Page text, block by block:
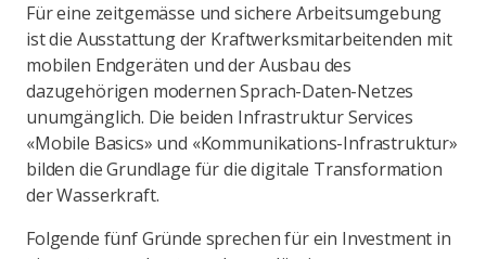
Für eine zeitgemässe und sichere Arbeitsumgebung
ist die Ausstattung der Kraftwerksmitarbeitenden mit
mobilen Endgeräten und der Ausbau des
dazugehörigen modernen Sprach-Daten-Netzes
unumgänglich. Die beiden Infrastruktur Services
«Mobile Basics» und «Kommunikations-Infrastruktur»
bilden die Grundlage für die digitale Transformation
der Wasserkraft.
Folgende fünf Gründe sprechen für ein Investment in